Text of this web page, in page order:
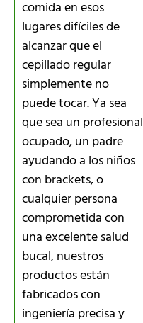
comida en esos
lugares difíciles de
alcanzar que el
cepillado regular
simplemente no
puede tocar. Ya sea
que sea un profesional
ocupado, un padre
ayudando a los niños
con brackets, o
cualquier persona
comprometida con
una excelente salud
bucal, nuestros
productos están
fabricados con
ingeniería precisa y